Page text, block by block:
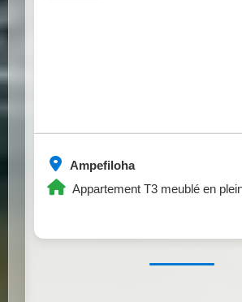
Ampefiloha
Appartement T3 meublé en